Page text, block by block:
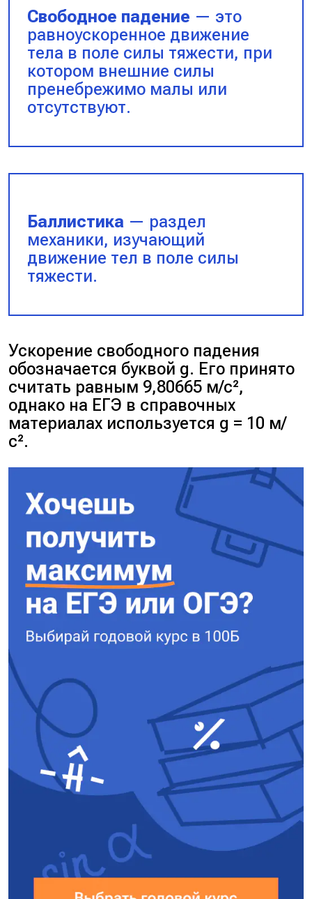
Свободное падение — это
равноускоренное движение
тела в поле силы тяжести, при
котором внешние силы
пренебрежимо малы или
отсутствуют.
Баллистика — раздел
механики, изучающий
движение тел в поле силы
тяжести.
Ускорение свободного падения
обозначается буквой g. Его принято
считать равным 9,80665 м/с²,
однако на ЕГЭ в справочных
материалах используется g = 10 м/
с².